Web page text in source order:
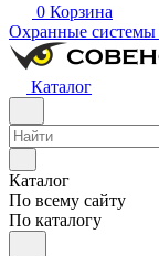
0 Корзина
Охранные системы
Каталог
Каталог
По всему сайту
По каталогу